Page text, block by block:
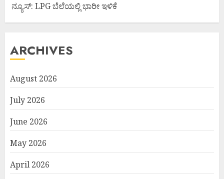
ನ್ಯೂಸ್: LPG ಬೆಲೆಯಲ್ಲಿ ಭಾರೀ ಇಳಿಕೆ
ARCHIVES
August 2026
July 2026
June 2026
May 2026
April 2026